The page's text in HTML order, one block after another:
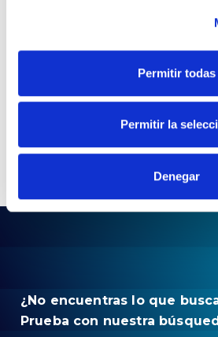
Permitir todas
Permitir la
Denegar
STANIA
¿No encuentras lo que
Prueba con nuestra